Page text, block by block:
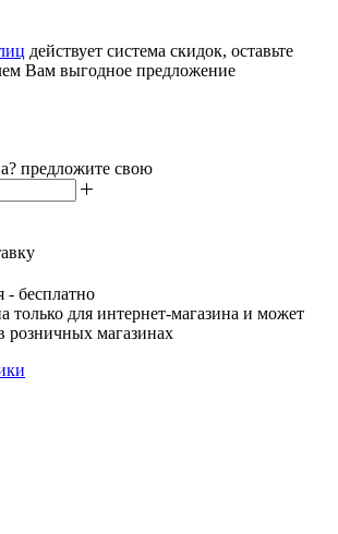
действует система скидок, оставьте
Вам выгодное предложение
предложите свою
- бесплатно
только для интернет-магазина и может
розничных магазинах